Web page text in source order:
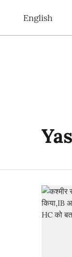
English